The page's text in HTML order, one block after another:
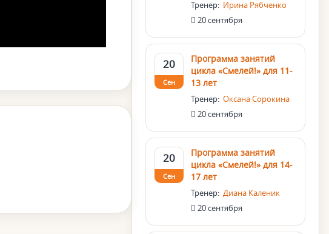
Тренер: Ирина Рябченко
20 сентября
20
Сен
Программа занятий
цикла «Смелей!» для 11-
13 лет
Тренер: Оксана Сорокина
20 сентября
20
Сен
Программа занятий
цикла «Смелей!» для 14-
17 лет
Тренер: Диана Каленик
20 сентября